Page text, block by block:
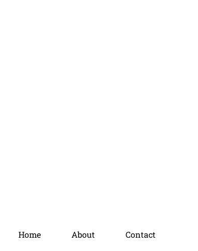
Home About Contact